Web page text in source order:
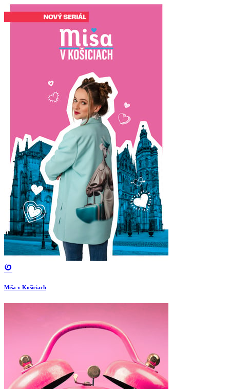
Miša v Košiciach